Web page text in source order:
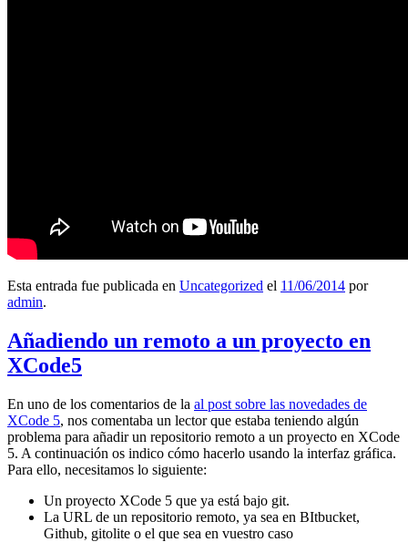
Esta entrada fue publicada en Uncategorized el 11/06/2014 por
admin.
Añadiendo un remoto a un proyecto en
XCode5
En uno de los comentarios de la al post sobre las novedades de
XCode 5, nos comentaba un lector que estaba teniendo algún
problema para añadir un repositorio remoto a un proyecto en XCode
5. A continuación os indico cómo hacerlo usando la interfaz gráfica.
Para ello, necesitamos lo siguiente:
Un proyecto XCode 5 que ya está bajo git.
La URL de un repositorio remoto, ya sea en BItbucket,
Github, gitolite o el que sea en vuestro caso